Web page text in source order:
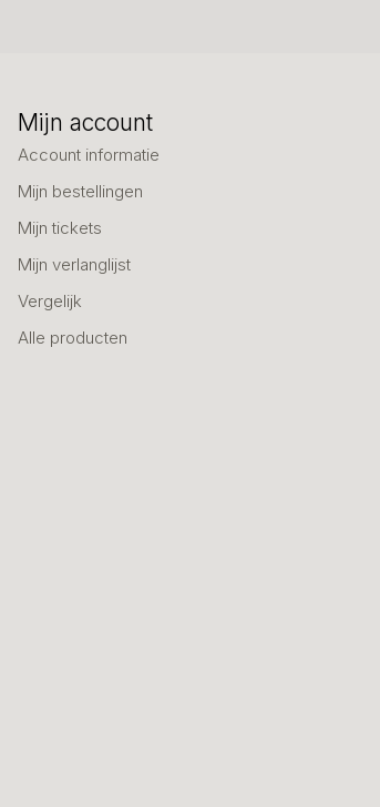
Mijn account
Account informatie
Mijn bestellingen
Mijn tickets
Mijn verlanglijst
Vergelijk
Alle producten